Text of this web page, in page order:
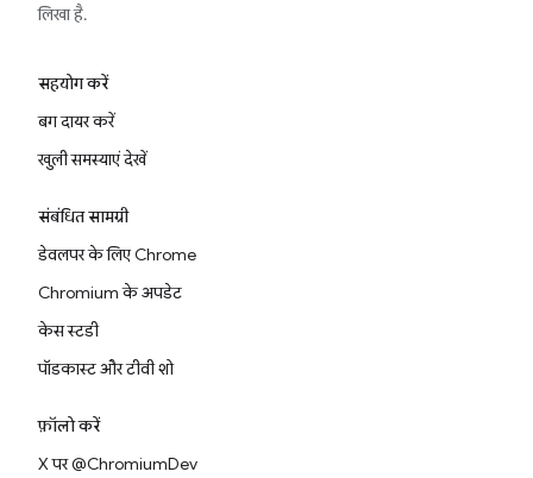
लिखा है.
सहयोग करें
बग दायर करें
खुली समस्याएं देखें
संबंधित सामग्री
डेवलपर के लिए Chrome
Chromium के अपडेट
केस स्टडी
पॉडकास्ट और टीवी शो
फ़ॉलो करें
X पर @ChromiumDev